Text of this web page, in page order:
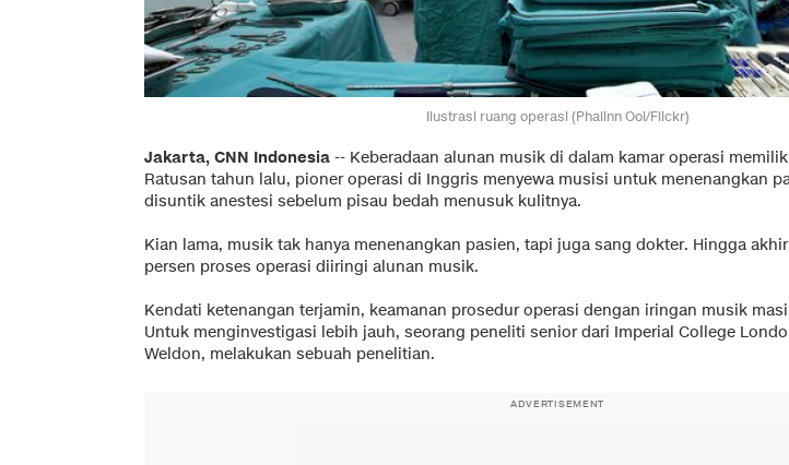
Ilustrasi ruang operasi (Phalinn Ooi/Flickr)
Jakarta, CNN Indonesia -- Keberadaan alunan musik di dalam kamar operasi
Ratusan tahun lalu, pioner operasi di Inggris menyewa musisi untuk menenangkan
disuntik anestesi sebelum pisau bedah menusuk kulitnya.
Kian lama, musik tak hanya menenangkan pasien, tapi juga sang dokter. Hingga
persen proses operasi diiringi alunan musik.
Kendati ketenangan terjamin, keamanan prosedur operasi dengan iringan musik
Untuk menginvestigasi lebih jauh, seorang peneliti senior dari Imperial College
Weldon, melakukan sebuah penelitian.
ADVERTISEMENT